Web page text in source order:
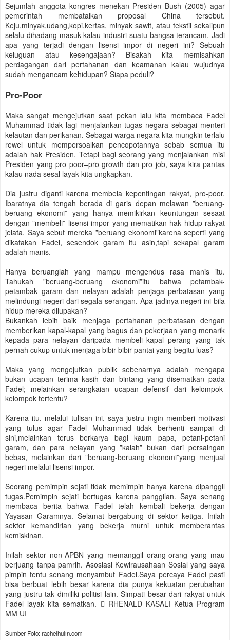
Sejumlah anggota kongres menekan Presiden Bush (2005) agar
pemerintah membatalkan proposal China tersebut.
Keju,minyak,udang,kopi,kertas, minyak sawit, atau tekstil sekalipun
selalu dihadang masuk kalau industri suatu bangsa terancam. Jadi
apa yang terjadi dengan lisensi impor di negeri ini? Sebuah
keluguan atau kesengajaan? Bisakah kita memisahkan
perdagangan dari pertahanan dan keamanan kalau wujudnya
sudah mengancam kehidupan? Siapa peduli?
Pro-Poor
Maka sangat mengejutkan saat pekan lalu kita membaca Fadel
Muhammad tidak lagi menjalankan tugas negara sebagai menteri
kelautan dan perikanan. Sebagai warga negara kita mungkin terlalu
rewel untuk mempersoalkan pencopotannya sebab semua itu
adalah hak Presiden. Tetapi bagi seorang yang menjalankan misi
Presiden yang pro poor–pro growth dan pro job, saya kira pantas
kalau nada sesal layak kita ungkapkan.
Dia justru diganti karena membela kepentingan rakyat, pro-poor.
Ibaratnya dia tengah berada di garis depan melawan ”beruang-
beruang ekonomi” yang hanya memikirkan keuntungan sesaat
dengan ”membeli” lisensi impor yang mematikan hak hidup rakyat
jelata. Saya sebut mereka ”beruang ekonomi”karena seperti yang
dikatakan Fadel, sesendok garam itu asin,tapi sekapal garam
adalah manis.
Hanya beruanglah yang mampu mengendus rasa manis itu.
Tahukah ”beruang-beruang ekonomi”itu bahwa petambak-
petambak garam dan nelayan adalah penjaga perbatasan yang
melindungi negeri dari segala serangan. Apa jadinya negeri ini bila
hidup mereka dilupakan?
Bukankah lebih baik menjaga pertahanan perbatasan dengan
memberikan kapal-kapal yang bagus dan pekerjaan yang menarik
kepada para nelayan daripada membeli kapal perang yang tak
pernah cukup untuk menjaga bibir-bibir pantai yang begitu luas?
Maka yang mengejutkan publik sebenarnya adalah mengapa
bukan ucapan terima kasih dan bintang yang disematkan pada
Fadel; melainkan serangkaian ucapan defensif dari kelompok-
kelompok tertentu?
Karena itu, melalui tulisan ini, saya justru ingin memberi motivasi
yang tulus agar Fadel Muhammad tidak berhenti sampai di
sini,melainkan terus berkarya bagi kaum papa, petani-petani
garam, dan para nelayan yang ”kalah” bukan dari persaingan
bebas, melainkan dari ”beruang-beruang ekonomi”yang menjual
negeri melalui lisensi impor.
Seorang pemimpin sejati tidak memimpin hanya karena dipanggil
tugas.Pemimpin sejati bertugas karena panggilan. Saya senang
membaca berita bahwa Fadel telah kembali bekerja dengan
Yayasan Garamnya. Selamat bergabung di sektor ketiga. Inilah
sektor kemandirian yang bekerja murni untuk memberantas
kemiskinan.
Inilah sektor non-APBN yang memanggil orang-orang yang mau
berjuang tanpa pamrih. Asosiasi Kewirausahaan Sosial yang saya
pimpin tentu senang menyambut Fadel.Saya percaya Fadel pasti
bisa berbuat lebih besar karena dia punya kekuatan perubahan
yang justru tak dimiliki politisi lain. Simpati besar dari rakyat untuk
Fadel layak kita sematkan.  RHENALD KASALI Ketua Program
MM UI
Sumber Foto: rachelhulin.com